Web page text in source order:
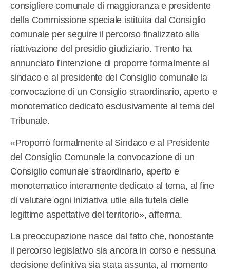
consigliere comunale di maggioranza e presidente
della Commissione speciale istituita dal Consiglio
comunale per seguire il percorso finalizzato alla
riattivazione del presidio giudiziario. Trento ha
annunciato l’intenzione di proporre formalmente al
sindaco e al presidente del Consiglio comunale la
convocazione di un Consiglio straordinario, aperto e
monotematico dedicato esclusivamente al tema del
Tribunale.
«Proporrò formalmente al Sindaco e al Presidente
del Consiglio Comunale la convocazione di un
Consiglio comunale straordinario, aperto e
monotematico interamente dedicato al tema, al fine
di valutare ogni iniziativa utile alla tutela delle
legittime aspettative del territorio», afferma.
La preoccupazione nasce dal fatto che, nonostante
il percorso legislativo sia ancora in corso e nessuna
decisione definitiva sia stata assunta, al momento